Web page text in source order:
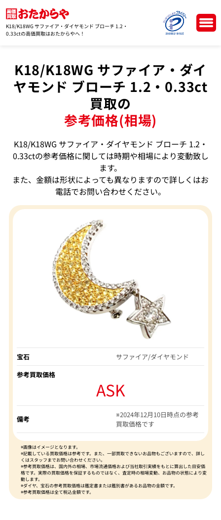
K18/K18WG サファイア・ダイヤモンド ブローチ 1.2・
0.33ctの高価買取はおたからやへ！
K18/K18WG サファイア・ダイ
ヤモンド ブローチ 1.2・0.33ct
買取の
参考価格(相場)
K18/K18WG サファイア・ダイヤモンド ブローチ 1.2・
0.33ctの参考価格に関しては時期や相場により変動致し
ます。
また、金額は形状によっても異なりますので詳しくはお
電話でお問い合わせください。
宝石
サファイア/ダイヤモンド
参考買取価格
ASK
備考
※2024年12月10日時点の参考
買取価格です
※画像はイメージとなります。
※記載している買取価格は参考です。また、一部買取できないお品物もございますので、詳し
くはスタッフまでお問い合わせください。
※参考買取価格は、国内外の相場、市場流通価格および当社取引実績をもとに算出した目安価
格です。実際の買取価格を保証するものではなく、査定時の相場変動、お品物の状態により変
動します。
※ダイヤ、宝石の参考買取価格は鑑定書または鑑別書があるお品物の金額です。
※参考買取価格は全て税込金額です。